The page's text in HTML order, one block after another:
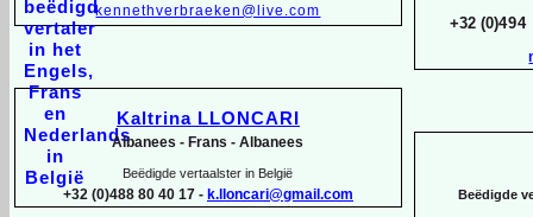
+32 (0)494
Beëdigde
kennethverbraeken@live.com
Kaltrina LLONCARI
Albanees - Frans - Albanees
Beëdigde vertaalster in België
+32 (0)488 80 40 17 - k.lloncari@gmail.com